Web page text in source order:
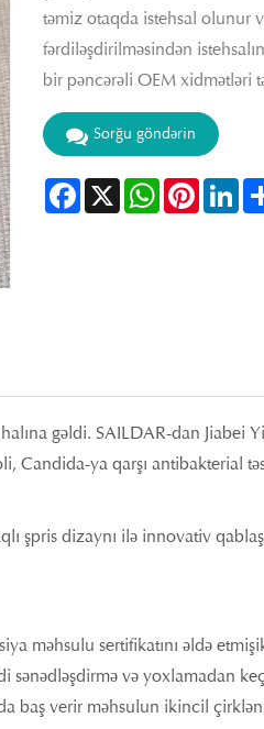
təmiz otaqda istehsal olunur
fərdiləşdirilməsindən
bir pəncərəli OEM xidmətləri
Sorğu göndərin
Facebook
X WhatsAppPinterest
gəldi. SAILDAR-dan Jiabei
Candida-ya qarşı antibakterial
şpris dizaynı ilə innovativ
məhsulu sertifikatını əldə
və yoxlamadan
baş verir məhsulun ikincil